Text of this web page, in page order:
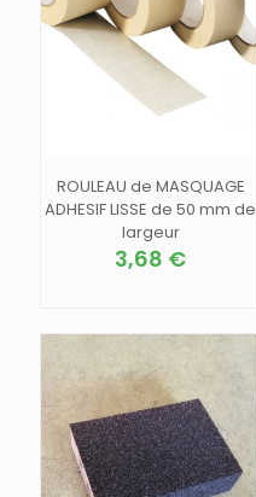
ROULEAU de MASQUAGE
ADHESIF LISSE de 50 mm de
largeur
3,68 €